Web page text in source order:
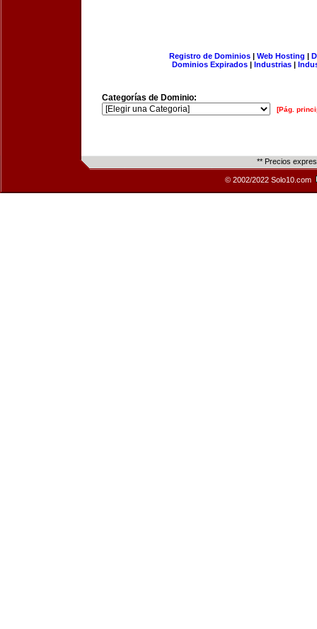
Registro de Dominios| Web Hosting |
Dominios Expirados | Industrias |
Categorías de Dominio:
[Pág.
** Precios
© 2002/2022 Solo10.com